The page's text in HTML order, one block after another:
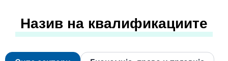
Назив на квалификациите